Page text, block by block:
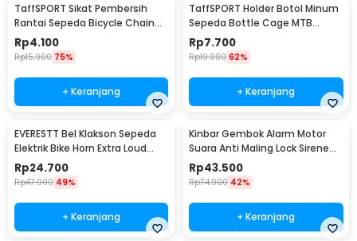
TaffSPORT Sikat Pembersih
Rantai Sepeda Bicycle Chain
Cleaning Brush - YQ012
Rp4.100
Rp15.900 75%
+ Keranjang
TaffSPORT Holder Botol Minum
Sepeda Bottle Cage MTB
Adjustable - TMD05B
Rp7.700
Rp19.900 62%
+ Keranjang
EVERESTT Bel Klakson Sepeda
Elektrik Bike Horn Extra Loud
95dB - SB-205
Rp24.700
Rp47.900 49%
+ Keranjang
Kinbar Gembok Alarm Motor
Suara Anti Maling Lock Sirene
10mm - GA14
Rp43.500
Rp74.900 42%
+ Keranjang